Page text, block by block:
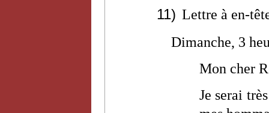
11) Lettre à en-
Dimanche, 3
Mon cher
Je serai